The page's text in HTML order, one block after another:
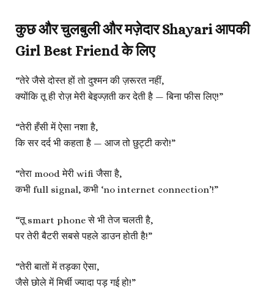
कुछ और चुलबुली और मज़ेदार Shayari आपकी
Girl Best Friend के लिए
“तेरे जैसे दोस्त हों तो दुश्मन की ज़रूरत नहीं,
क्योंकि तू ही रोज़ मेरी बेइज्ज़ती कर देती है — बिना फीस लिए!”
“तेरी हँसी में ऐसा नशा है,
कि सर दर्द भी कहता है — आज तो छुट्टी करो!”
“तेरा mood मेरी wifi जैसा है,
कभी full signal, कभी ‘no internet connection’!”
“तू smart phone से भी तेज चलती है,
पर तेरी बैटरी सबसे पहले डाउन होती है!”
“तेरी बातों में तड़का ऐसा,
जैसे छोले में मिर्ची ज्यादा पड़ गई हो!”